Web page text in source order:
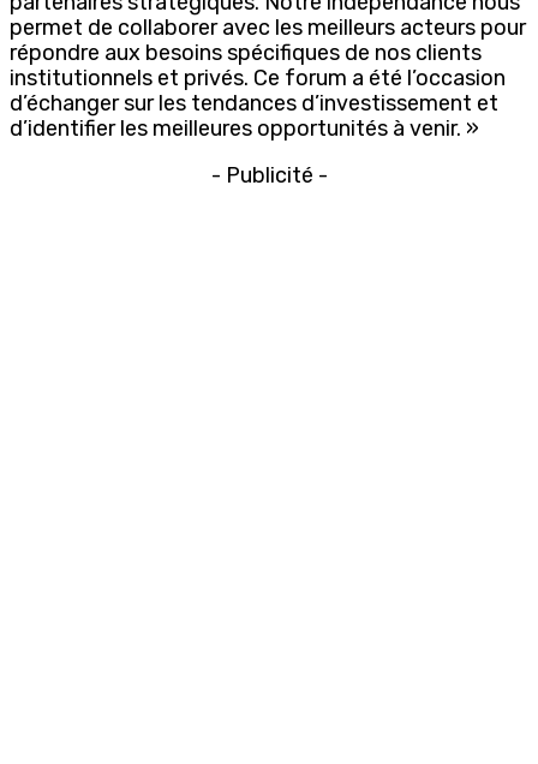
permet de collaborer avec les meilleurs acteurs pour
répondre aux besoins spécifiques de nos clients
institutionnels et privés. Ce forum a été l’occasion
d’échanger sur les tendances d’investissement et
d’identifier les meilleures opportunités à venir. »
- Publicité -